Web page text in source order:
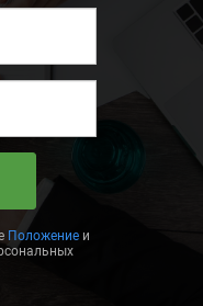
Положение и